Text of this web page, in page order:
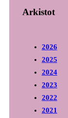
Arkistot
2026
2025
2024
2023
2022
2021